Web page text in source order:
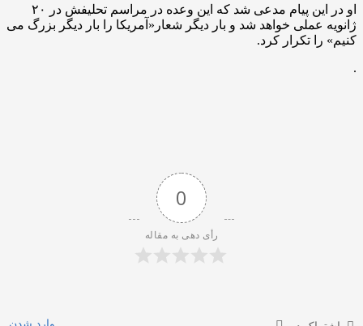
او در این پیام مدعی شد که این وعده در مراسم تحلیفش در ۲۰
خواهد شد و بار دیگر شعار«آمریکا را بار دیگر بزرگ می
تکرار کرد.
رأی دهی به مقاله